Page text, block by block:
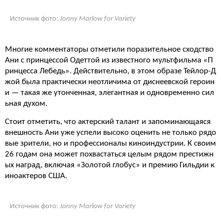
Источник фото: Jonny Marlow for Variety
Многие комментаторы отметили поразительное сходство
Ани с принцессой Одеттой из известного мультфильма «П
ринцесса Лебедь». Действительно, в этом образе Тейлор-Д
жой была практически неотличима от диснеевской героин
и — такая же утонченная, элегантная и одновременно сил
ьная духом.
Стоит отметить, что актерский талант и запоминающаяся
внешность Ани уже успели высоко оценить не только рядо
вые зрители, но и профессионалы киноиндустрии. К своим
26 годам она может похвастаться целым рядом престижн
ых наград, включая «Золотой глобус» и премию Гильдии к
иноактеров США.
Источник фото: Jonny Marlow for Variety